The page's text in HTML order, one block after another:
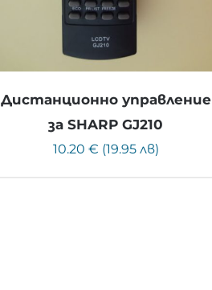
Дистанционно управление
за SHARP GJ210
10.20 € (19.95 лв)